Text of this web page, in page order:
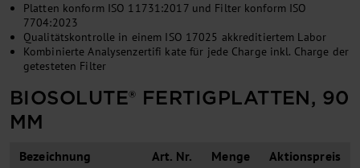
Platten konform ISO 11731:2017 und Filter konform ISO
7704:2023
Qualitätskontrolle in einem ISO 17025 akkreditiertem Labor
Kombinierte Analysenzertifi kate für jede Charge inkl. Charge der
getesteten Filter
BIOSOLUTE® FERTIGPLATTEN, 90
MM
Bezeichnung Art. Nr. Menge Aktionspreis